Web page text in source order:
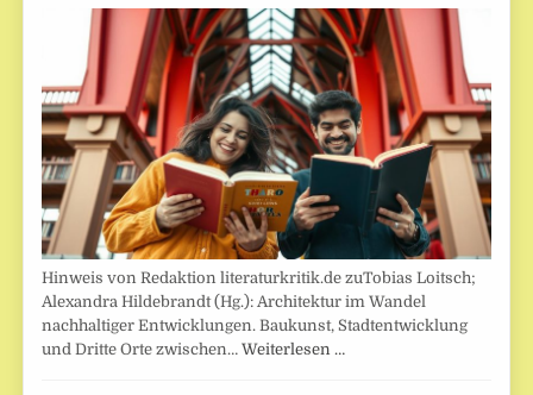
Hinweis von Redaktion literaturkritik.de zuTobias Loitsch;
Alexandra Hildebrandt (Hg.): Architektur im Wandel
nachhaltiger Entwicklungen. Baukunst, Stadtentwicklung
und Dritte Orte zwischen…Weiterlesen …